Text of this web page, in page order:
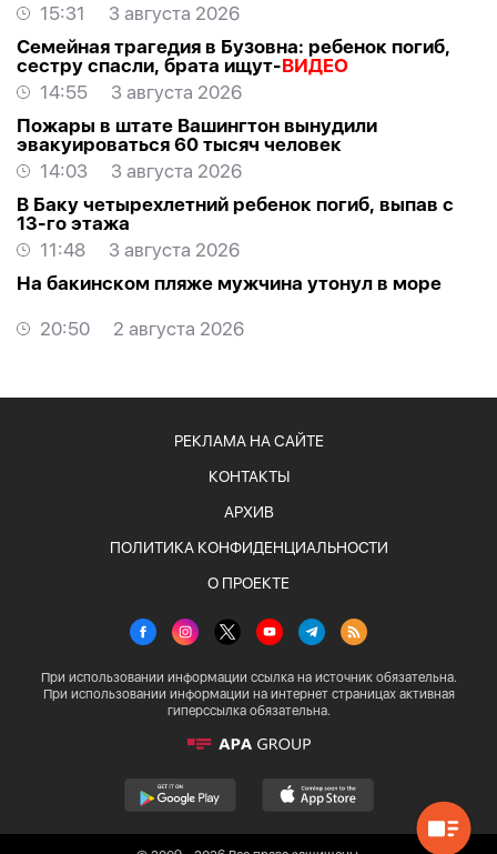
15:31
3 августа 2026
Семейная трагедия в Бузовна: ребенок погиб,
сестру спасли, брата ищут-ВИДЕО
14:55
3 августа 2026
Пожары в штате Вашингтон вынудили
эвакуироваться 60 тысяч человек
14:03
3 августа 2026
В Баку четырехлетний ребенок погиб, выпав с
13-го этажа
11:48
3 августа 2026
На бакинском пляже мужчина утонул в море
20:50 2 августа 2026
РЕКЛАМА НА САЙТЕ
КОНТАКТЫ
АРХИВ
ПОЛИТИКА КОНФИДЕНЦИАЛЬНОСТИ
О ПРОЕКТЕ
При использовании информации ссылка на источник обязательна.
При использовании информации на интернет страницах активная
гиперссылка обязательна.